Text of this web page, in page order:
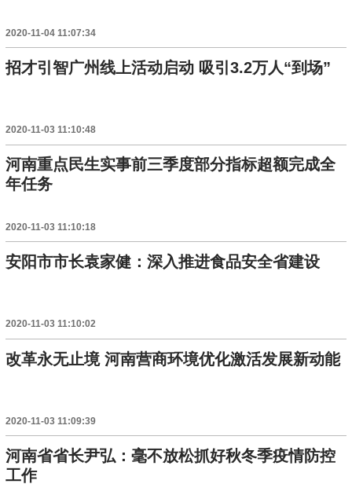
2020-11-04 11:07:34
招才引智广州线上活动启动 吸引3.2万人“到场”
2020-11-03 11:10:48
河南重点民生实事前三季度部分指标超额完成全
年任务
2020-11-03 11:10:18
安阳市市长袁家健：深入推进食品安全省建设
2020-11-03 11:10:02
改革永无止境 河南营商环境优化激活发展新动能
2020-11-03 11:09:39
河南省省长尹弘：毫不放松抓好秋冬季疫情防控
工作